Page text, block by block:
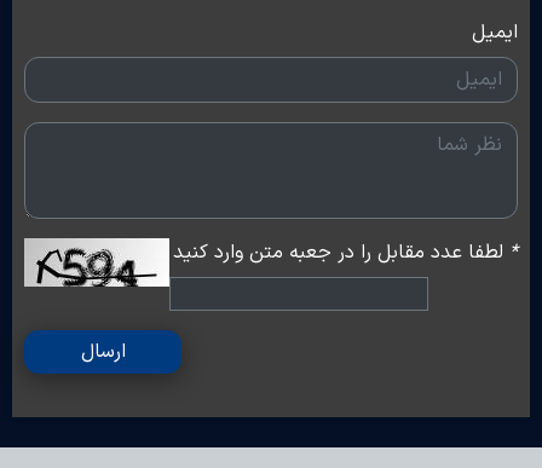
ایمیل
* لطفا عدد مقابل را در جعبه متن وارد کنید
ارسال